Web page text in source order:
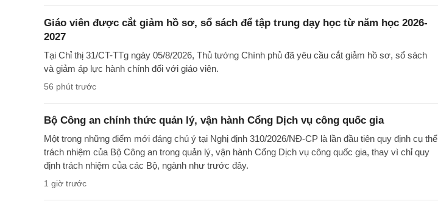
Giáo viên được cắt giảm hồ sơ, sổ sách để tập trung dạy học từ năm học 2026-
2027
Tại Chỉ thị 31/CT-TTg ngày 05/8/2026, Thủ tướng Chính phủ đã yêu cầu cắt giảm hồ sơ, sổ sách
và giảm áp lực hành chính đối với giáo viên.
56 phút trước
Bộ Công an chính thức quản lý, vận hành Cổng Dịch vụ công quốc gia
Một trong những điểm mới đáng chú ý tại Nghị định 310/2026/NĐ-CP là lần đầu tiên quy định cụ thể
trách nhiệm của Bộ Công an trong quản lý, vận hành Cổng Dịch vụ công quốc gia, thay vì chỉ quy
định trách nhiệm của các Bộ, ngành như trước đây.
1 giờ trước